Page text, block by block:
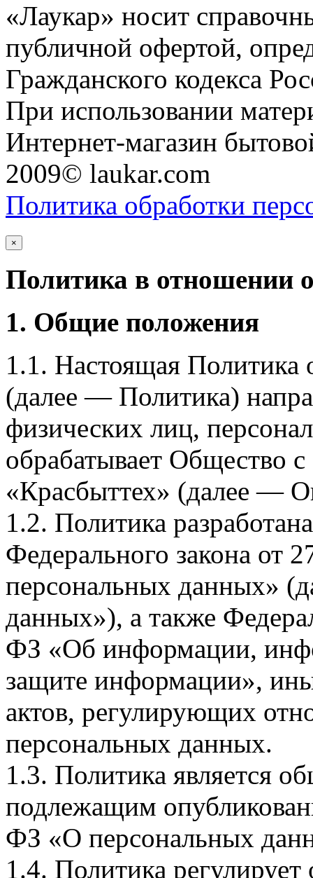
«Лаукар» носит
публичной офертой,
Гражданского кодекса
При использовании
Интернет-магазин
2009© laukar.com
Политика обработки
×
Политика в отношении
1. Общие положения
1.1. Настоящая Политика
(далее — Политика)
физических лиц,
обрабатывает Общество
«Красбыттех» (далее —
1.2. Политика
Федерального закона
персональных данных»
данных»), а также
ФЗ «Об информации,
защите информации»,
актов, регулирующих
персональных данных.
1.3. Политика является
подлежащим
ФЗ «О персональных
1.4. Политика